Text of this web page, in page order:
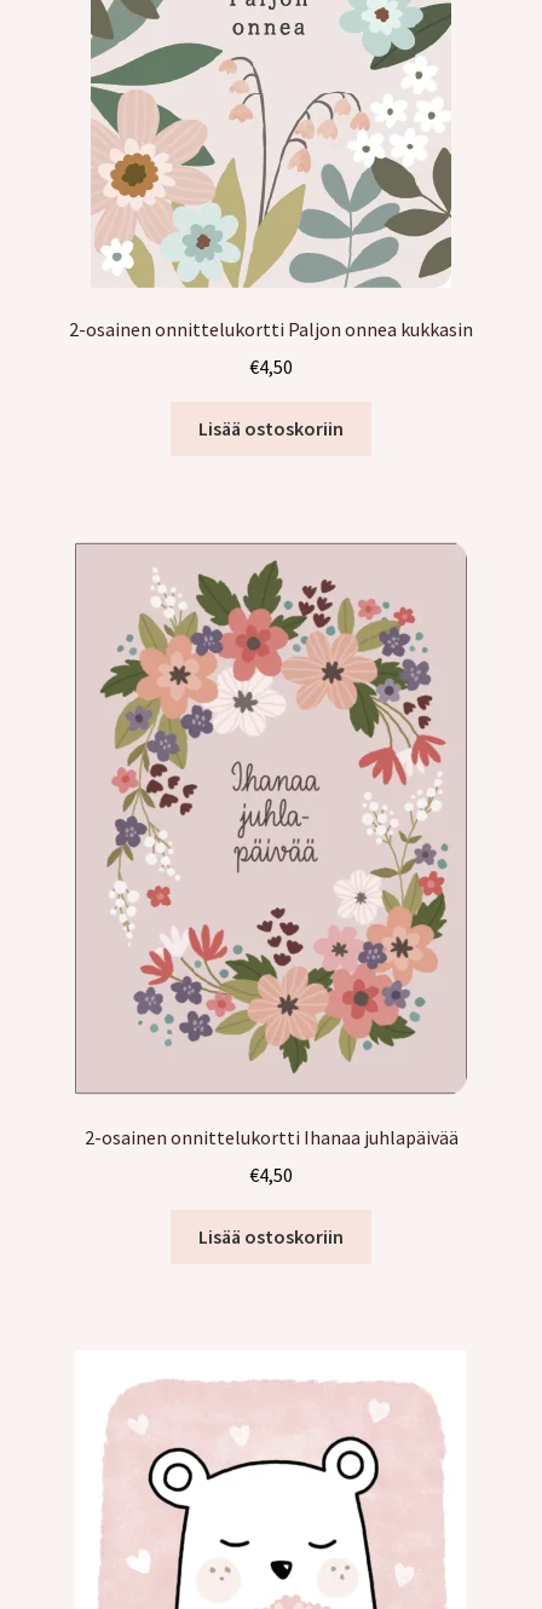
2-osainen onnittelukortti Paljon onnea kukkasin
€4,50
Lisää ostoskoriin
2-osainen onnittelukortti Ihanaa juhlapäivää
€4,50
Lisää ostoskoriin